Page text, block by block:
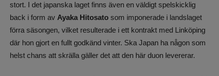
stort. I det japanska laget finns även en väldigt spelskicklig
back i form av Ayaka Hitosato som imponerade i landslaget
förra säsongen, vilket resulterade i ett kontrakt med Linköping
där hon gjort en fullt godkänd vinter. Ska Japan ha någon som
helst chans att skrälla gäller det att den här duon levererar.